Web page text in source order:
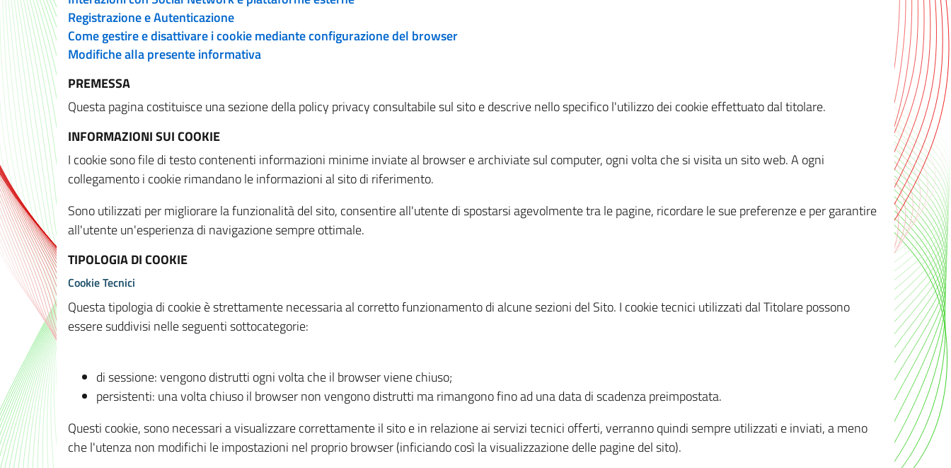
Registrazione e Autenticazione
Come gestire e disattivare i cookie mediante configurazione del browser
Modifiche alla presente informativa
PREMESSA
Questa pagina costituisce una sezione della policy privacy consultabile sul sito e descrive nello specifico l'utilizzo dei cookie effettuato dal titolare.
INFORMAZIONI SUI COOKIE
I cookie sono file di testo contenenti informazioni minime inviate al browser e archiviate sul computer, ogni volta che si visita un sito web. A ogni
collegamento i cookie rimandano le informazioni al sito di riferimento.
Sono utilizzati per migliorare la funzionalità del sito, consentire all'utente di spostarsi agevolmente tra le pagine, ricordare le sue preferenze e per garantire
all'utente un'esperienza di navigazione sempre ottimale.
TIPOLOGIA DI COOKIE
Cookie Tecnici
Questa tipologia di cookie è strettamente necessaria al corretto funzionamento di alcune sezioni del Sito. I cookie tecnici utilizzati dal Titolare possono
essere suddivisi nelle seguenti sottocategorie:
di sessione: vengono distrutti ogni volta che il browser viene chiuso;
persistenti: una volta chiuso il browser non vengono distrutti ma rimangono fino ad una data di scadenza preimpostata.
Questi cookie, sono necessari a visualizzare correttamente il sito e in relazione ai servizi tecnici offerti, verranno quindi sempre utilizzati e inviati, a meno
che l'utenza non modifichi le impostazioni nel proprio browser (inficiando così la visualizzazione delle pagine del sito).